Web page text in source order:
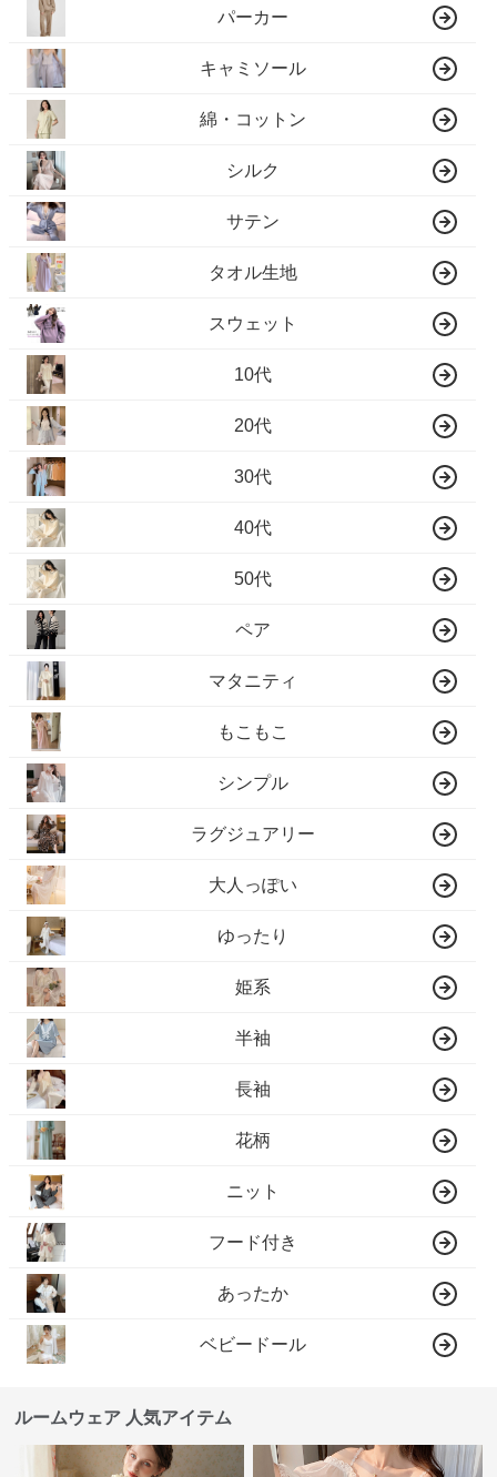
パーカー
キャミソール
綿・コットン
シルク
サテン
タオル生地
スウェット
10代
20代
30代
40代
50代
ペア
マタニティ
もこもこ
シンプル
ラグジュアリー
大人っぽい
ゆったり
姫系
半袖
長袖
花柄
ニット
フード付き
あったか
ベビードール
ルームウェア 人気アイテム